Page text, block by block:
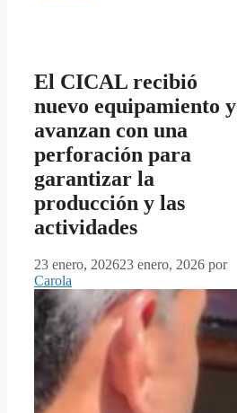
El CICAL recibió
nuevo equipamiento y
avanzan con una
perforación para
garantizar la
producción y las
actividades
23 enero, 202623 enero, 2026 por
Carola